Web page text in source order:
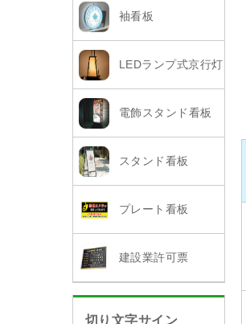
袖看板
LEDランプ式京行灯
電飾スタンド看板
スタンド看板
プレート看板
建設業許可票
切り文字サイン